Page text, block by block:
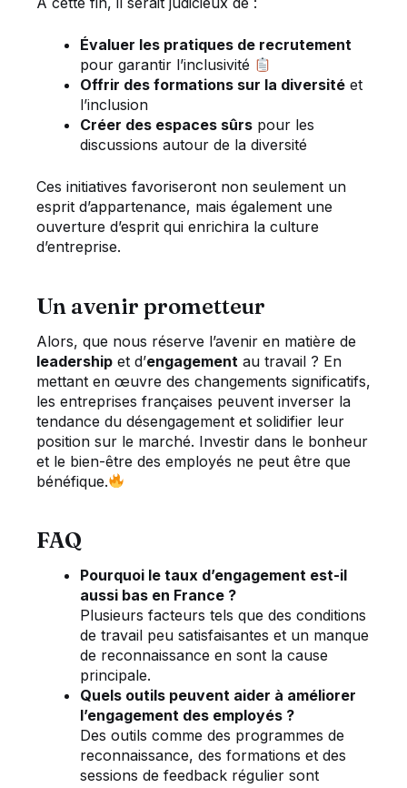
Évaluer les pratiques de recrutement
pour garantir l’inclusivité
Offrir des formations sur la diversité et
l’inclusion
Créer des espaces sûrs pour les
discussions autour de la diversité
Ces initiatives favoriseront non seulement un
esprit d’appartenance, mais également une
ouverture d’esprit qui enrichira la culture
d’entreprise.
Un avenir prometteur
Alors, que nous réserve l’avenir en matière de
leadership et d’engagement au travail ? En
mettant en œuvre des changements significatifs,
les entreprises françaises peuvent inverser la
tendance du désengagement et solidifier leur
position sur le marché. Investir dans le bonheur
et le bien-être des employés ne peut être que
bénéfique.
FAQ
Pourquoi le taux d’engagement est-il
aussi bas en France ?
Plusieurs facteurs tels que des conditions
de travail peu satisfaisantes et un manque
de reconnaissance en sont la cause
principale.
Quels outils peuvent aider à améliorer
l’engagement des employés ?
Des outils comme des programmes de
reconnaissance, des formations et des
sessions de feedback régulier sont